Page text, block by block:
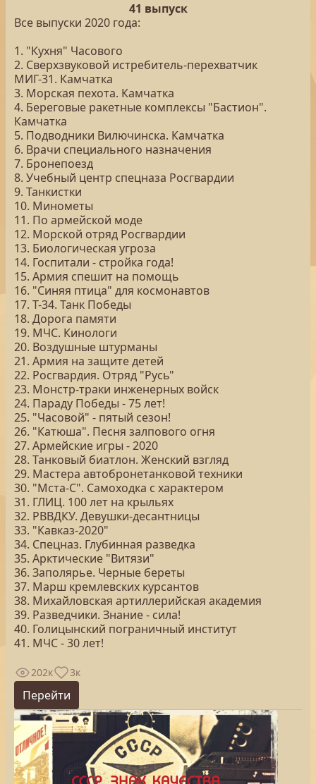
41 выпуск
Все выпуски 2020 года:
1. "Кухня" Часового
2. Сверхзвуковой истребитель-перехватчик
МИГ-31. Камчатка
3. Морская пехота. Камчатка
4. Береговые ракетные комплексы "Бастион".
Камчатка
5. Подводники Вилючинска. Камчатка
6. Врачи специального назначения
7. Бронепоезд
8. Учебный центр спецназа Росгвардии
9. Танкистки
10. Минометы
11. По армейской моде
12. Морской отряд Росгвардии
13. Биологическая угроза
14. Госпитали - стройка года!
15. Армия спешит на помощь
16. "Синяя птица" для космонавтов
17. Т-34. Танк Победы
18. Дорога памяти
19. МЧС. Кинологи
20. Воздушные штурманы
21. Армия на защите детей
22. Росгвардия. Отряд "Русь"
23. Монстр-траки инженерных войск
24. Параду Победы - 75 лет!
25. "Часовой" - пятый сезон!
26. "Катюша". Песня залпового огня
27. Армейские игры - 2020
28. Танковый биатлон. Женский взгляд
29. Мастера автобронетанковой техники
30. "Мста-С". Самоходка с характером
31. ГЛИЦ. 100 лет на крыльях
32. РВВДКУ. Девушки-десантницы
33. "Кавказ-2020"
34. Спецназ. Глубинная разведка
35. Арктические "Витязи"
36. Заполярье. Черные береты
37. Марш кремлевских курсантов
38. Михайловская артиллерийская академия
39. Разведчики. Знание - сила!
40. Голицынский пограничный институт
41. МЧС - 30 лет!
202к 3к
Перейти